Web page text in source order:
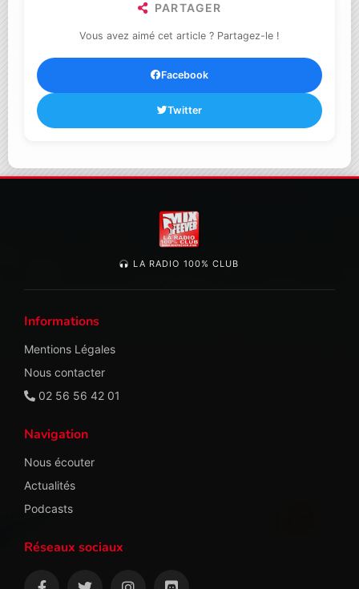
PARTAGER
Vous avez aimé cet article ? Partagez-le !
Facebook
Twitter
LA RADIO 100% CLUB
Informations
Mentions Légales
Nous contacter
02 56 56 42 01
Navigation
Nous écouter
Actualités
Podcasts
Réseaux sociaux